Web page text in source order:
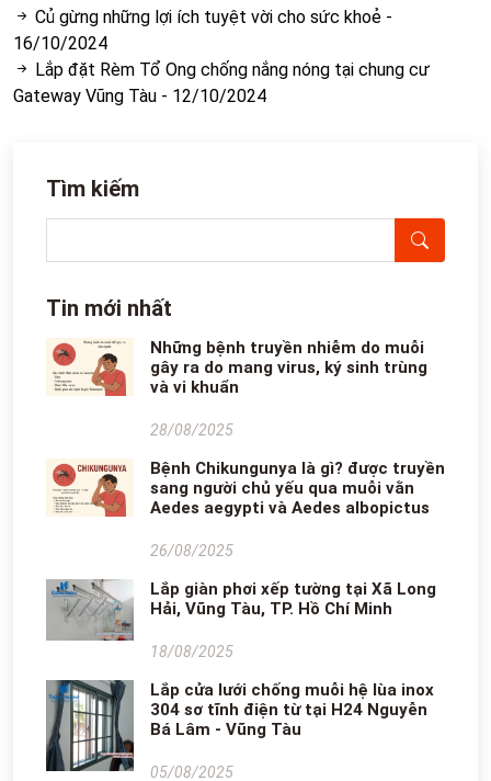
Củ gừng những lợi ích tuyệt vời cho sức khoẻ -
16/10/2024
Lắp đặt Rèm Tổ Ong chống nắng nóng tại chung cư
Gateway Vũng Tàu - 12/10/2024
Tìm kiếm
Tin mới nhất
Những bệnh truyền nhiễm do muỗi
gây ra do mang virus, ký sinh trùng
và vi khuẩn
28/08/2025
Bệnh Chikungunya là gì? được truyền
sang người chủ yếu qua muỗi vằn
Aedes aegypti và Aedes albopictus
26/08/2025
Lắp giàn phơi xếp tường tại Xã Long
Hải, Vũng Tàu, TP. Hồ Chí Minh
18/08/2025
Lắp cửa lưới chống muỗi hệ lùa inox
304 sơ tĩnh điện từ tại H24 Nguyễn
Bá Lâm - Vũng Tàu
05/08/2025